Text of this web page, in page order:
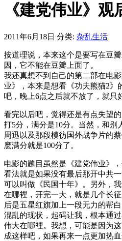
《建党伟业》观
2011年6月18日 分类: 杂乱生活
按道理说，本来这个是要写在豆
因，它不能在豆瓣上面了。
我还真想不到自己的第二部在电
业》，本来是想看《功夫熊猫2》
吧，晚上6点之后就不放了，就只
看完以后吧，觉得还是有点失望
打5分，满分是10分。当然，和别
周迅以及那段模彷国外战争片的
麽满分就是100分了。
电影的题目虽然是《建党伟业》
看法就是如果没有最后那开中共
可以叫做《民国十年》。另外，
在哪裡，开完一大，就是几个长
后是五星红旗加上一段无力的帮
混乱的现状，起码让我，根本通
伟大在哪裡。我想，可能是因为
成这样吧，如果再来一点更加热